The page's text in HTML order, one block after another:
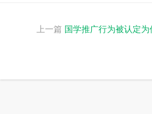
上一篇 国学推广行为被认定为传销